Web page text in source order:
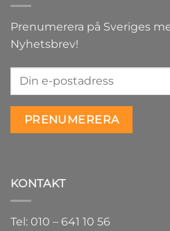
Prenumerera på Sveriges
Nyhetsbrev!
KONTAKT
Tel: 010 – 641 10 56